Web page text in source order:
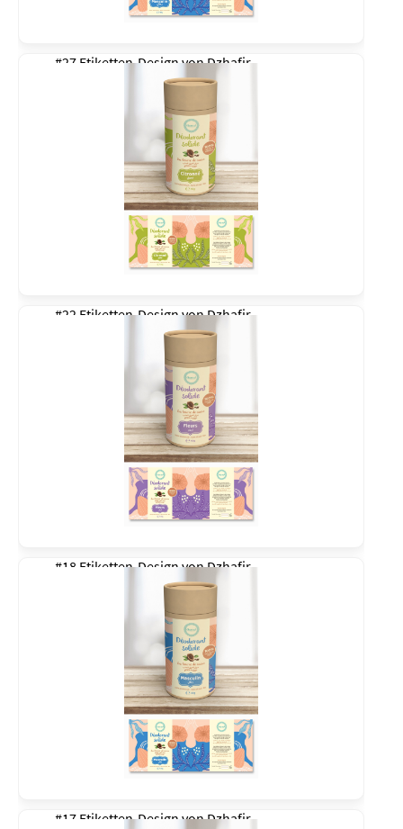
#27 Etiketten-Design vonDzhafir
#22 Etiketten-Design vonDzhafir
#18 Etiketten-Design vonDzhafir
#17 Etiketten-Design vonDzhafir